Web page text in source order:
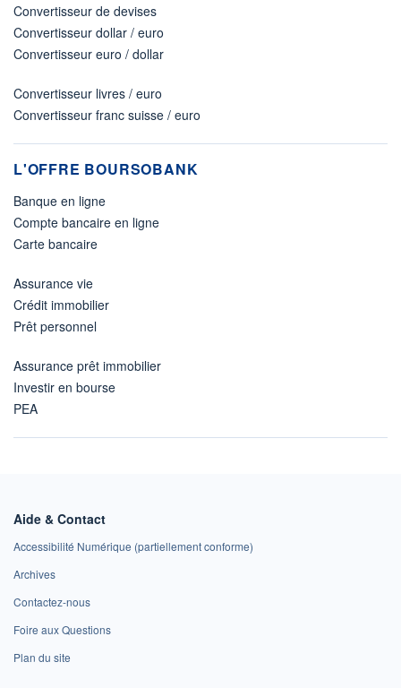
Convertisseur de devises
Convertisseur dollar / euro
Convertisseur euro / dollar
Convertisseur livres / euro
Convertisseur franc suisse / euro
L'OFFRE BOURSOBANK
Banque en ligne
Compte bancaire en ligne
Carte bancaire
Assurance vie
Crédit immobilier
Prêt personnel
Assurance prêt immobilier
Investir en bourse
PEA
Aide & Contact
Accessibilité Numérique (partiellement conforme)
Archives
Contactez-nous
Foire aux Questions
Plan du site